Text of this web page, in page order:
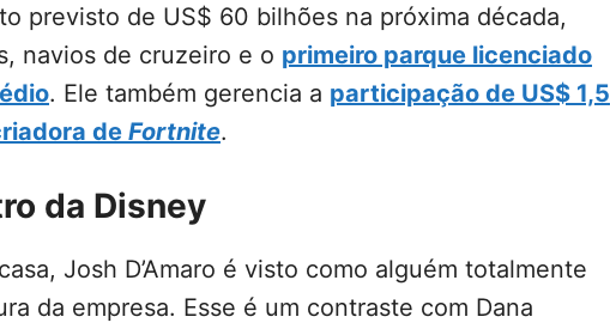
previsto de US$ 60 bilhões na próxima década,
navios de cruzeiro e o primeiro parque licenciado
. Ele também gerencia a participação de US$ 1,5
de Fortnite.
da Disney
Josh D’Amaro é visto como alguém totalmente
da empresa. Esse é um contraste com Dana